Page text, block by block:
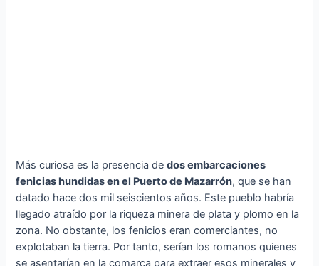
Más curiosa es la presencia dedos embarcaciones
fenicias hundidas en el Puerto de Mazarrón, que se han
datado hace dos mil seiscientos años. Este pueblo habría
llegado atraído por la riqueza minera de plata y plomo en la
zona. No obstante, los fenicios eran comerciantes, no
explotaban la tierra. Por tanto, serían los romanos quienes
se asentarían en la comarca para extraer esos minerales y